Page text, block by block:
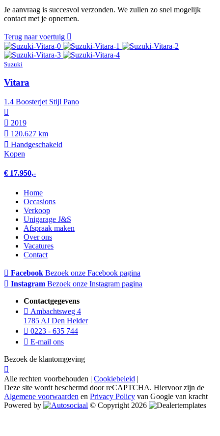
Je aanvraag is succesvol verzonden. We zullen zo snel mogelijk
contact met je opnemen.
Terug naar voertuig
Suzuki
Vitara
1.4 Boosterjet Stijl Pano
2019
120.627 km
Hand­geschakeld
Kopen
€ 17.950,-
Home
Occasions
Verkoop
Unigarage J&S
Afspraak maken
Over ons
Vacatures
Contact
Facebook Bezoek onze Facebook pagina
Instagram Bezoek onze Instagram pagina
Contactgegevens
Ambachtsweg 4
1785 AJ Den Helder
0223 - 635 744
E-mail ons
Bezoek de klantomgeving
Alle rechten voorbehouden | Cookiebeleid |
Deze site wordt beschermd door reCAPTCHA. Hiervoor zijn de
Algemene voorwaarden en Privacy Policy van Google van kracht
Powered by
© Copyright 2026